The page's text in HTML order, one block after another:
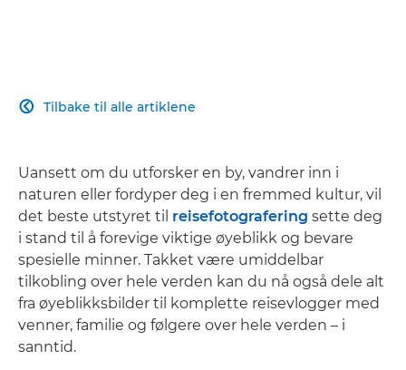
Tilbake til alle artiklene

Uansett om du utforsker en by, vandrer inn i
naturen eller fordyper deg i en fremmed kultur, vil
det beste utstyret til reisefotografering sette deg
i stand til å forevige viktige øyeblikk og bevare
spesielle minner. Takket være umiddelbar
tilkobling over hele verden kan du nå også dele alt
fra øyeblikksbilder til komplette reisevlogger med
venner, familie og følgere over hele verden – i
sanntid.